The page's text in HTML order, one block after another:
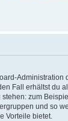
Administration
Fall erhältst du
zum
und so
Vorteile bietet.